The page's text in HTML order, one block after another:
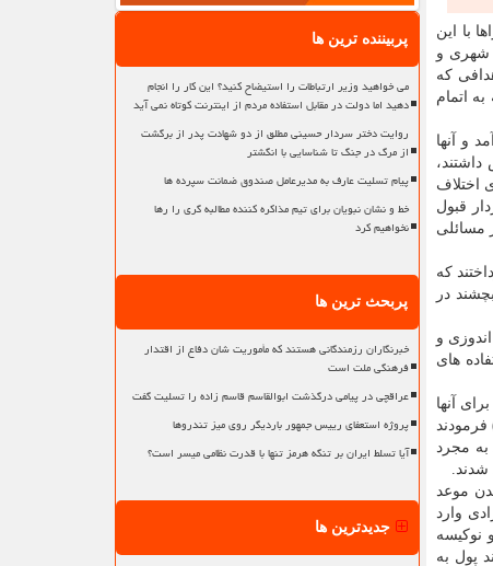
با این
شهری و
که
اتمام
و آنها
اختلاف
قبول
مسائلی
که
در
و
های
آنها
مجرد
شدند.
موعد
وارد
نوکیسه
پول به
پربیننده ترین ها
می خواهید وزیر ارتباطات را استیضاح کنید؟ این کار را انجام
دهید اما دولت در مقابل استفاده مردم از اینترنت کوتاه نمی آید
روایت دختر سردار حسینی مطلق از دو شهادت پدر از برگشت
از مرگ در جنگ تا شناسایی با انگشتر
پیام تسلیت عارف به مدیرعامل صندوق ضمانت سپرده ها
خط و نشان نبویان برای تیم مذاکره کننده مطالبه گری را رها
نخواهیم کرد
پربحث ترین ها
خبرنگاران رزمندگانی هستند که مأموریت شان دفاع از اقتدار
فرهنگی ملت است
عراقچی در پیامی درگذشت ابوالقاسم قاسم زاده را تسلیت گفت
پروژه استعفای رییس جمهور باردیگر روی میز تندروها
آیا تسلط ایران بر تنگه هرمز تنها با قدرت نظامی میسر است؟
جدیدترین ها